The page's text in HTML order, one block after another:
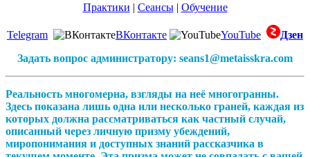
Практики | Сеансы| Обучение
Telegram ВКонтакте YouTube
Дзен
Задать вопрос администратору: seans1@metaisskra.com
Реальность многомерна, взгляды на неё многогранны.
Здесь показана лишь одна или несколько граней, каждая из
которых должна рассматриваться как частный случай,
описанный через личную призму убеждений,
миропонимания и доступных знаний рассказчика в